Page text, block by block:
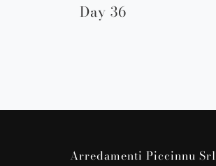
Day 36
Arredamenti Piccinnu Srl